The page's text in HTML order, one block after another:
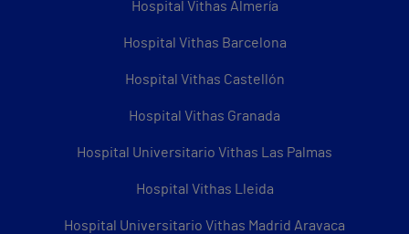
Hospital Vithas Almería
Hospital Vithas Barcelona
Hospital Vithas Castellón
Hospital Vithas Granada
Hospital Universitario Vithas Las Palmas
Hospital Vithas Lleida
Hospital Universitario Vithas Madrid Aravaca